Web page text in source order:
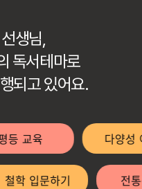
생님,
독서테마로
되고 있어요.
등 교육 다양성
전
철학 입문하기